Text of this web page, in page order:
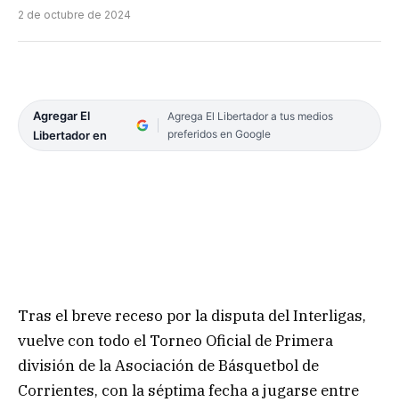
2 de octubre de 2024
Agregar El
Libertador en
Agrega El Libertador a tus medios
preferidos en Google
Tras el breve receso por la disputa del Interligas,
vuelve con todo el Torneo Oficial de Primera
división de la Asociación de Básquetbol de
Corrientes, con la séptima fecha a jugarse entre